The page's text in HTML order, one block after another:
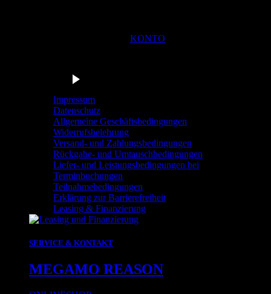
KONTO
Impressum
Datenschutz
Allgemeine Geschäftsbedingungen
Widerrufsbelehrung
Versand- und Zahlungsbedingungen
Rückgabe- und Umtauschbedingungen
Liefer- und Leistungsbedingungen bei
Terminbuchungen
Teilnahmebedingungen
Erklärung zur Barrierefreiheit
Leasing & Finanzierung
SERVICE & KONTAKT
MEGAMO REASON